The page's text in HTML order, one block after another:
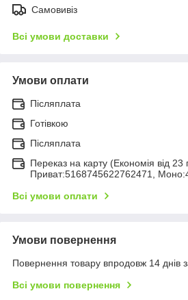
Самовивіз
Всі умови доставки
Умови оплати
Післяплата
Готівкою
Післяплата
Переказ на карту (Економія від 23
Приват:5168745622762471,
Всі умови оплати
Умови повернення
Повернення товару впродовж 14 днів
Всі умови повернення